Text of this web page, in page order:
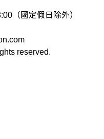
（國定假日除外）
reserved.